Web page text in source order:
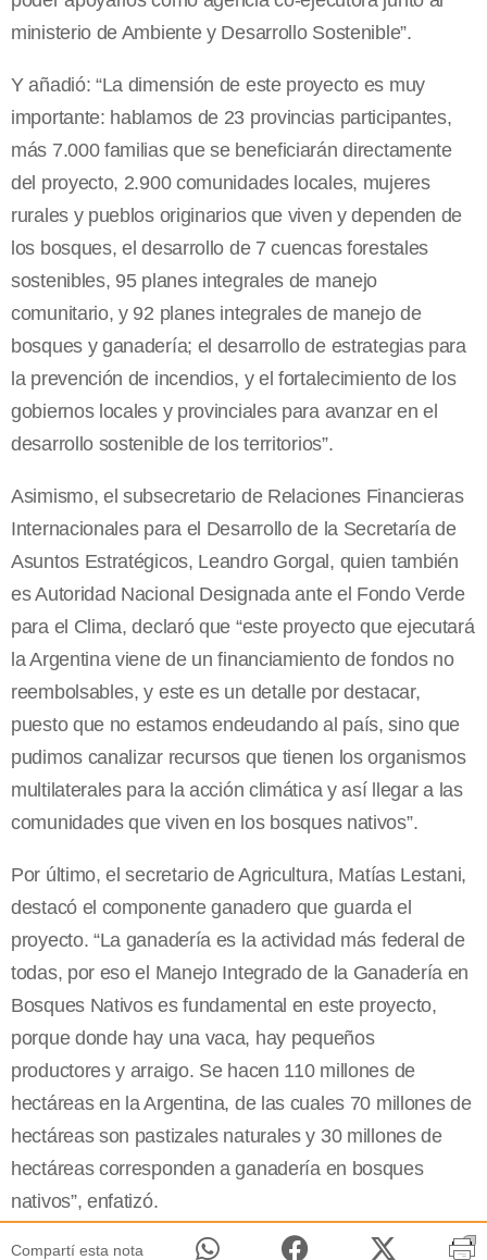
ministerio de Ambiente y Desarrollo Sostenible”.
Y añadió: “La dimensión de este proyecto es muy
importante: hablamos de 23 provincias participantes,
más 7.000 familias que se beneficiarán directamente
del proyecto, 2.900 comunidades locales, mujeres
rurales y pueblos originarios que viven y dependen de
los bosques, el desarrollo de 7 cuencas forestales
sostenibles, 95 planes integrales de manejo
comunitario, y 92 planes integrales de manejo de
bosques y ganadería; el desarrollo de estrategias para
la prevención de incendios, y el fortalecimiento de los
gobiernos locales y provinciales para avanzar en el
desarrollo sostenible de los territorios”.
Asimismo, el subsecretario de Relaciones Financieras
Internacionales para el Desarrollo de la Secretaría de
Asuntos Estratégicos, Leandro Gorgal, quien también
es Autoridad Nacional Designada ante el Fondo Verde
para el Clima, declaró que “este proyecto que ejecutará
la Argentina viene de un financiamiento de fondos no
reembolsables, y este es un detalle por destacar,
puesto que no estamos endeudando al país, sino que
pudimos canalizar recursos que tienen los organismos
multilaterales para la acción climática y así llegar a las
comunidades que viven en los bosques nativos”.
Por último, el secretario de Agricultura, Matías Lestani,
destacó el componente ganadero que guarda el
proyecto. “La ganadería es la actividad más federal de
todas, por eso el Manejo Integrado de la Ganadería en
Bosques Nativos es fundamental en este proyecto,
porque donde hay una vaca, hay pequeños
productores y arraigo. Se hacen 110 millones de
hectáreas en la Argentina, de las cuales 70 millones de
hectáreas son pastizales naturales y 30 millones de
hectáreas corresponden a ganadería en bosques
nativos”, enfatizó.
Compartí esta nota